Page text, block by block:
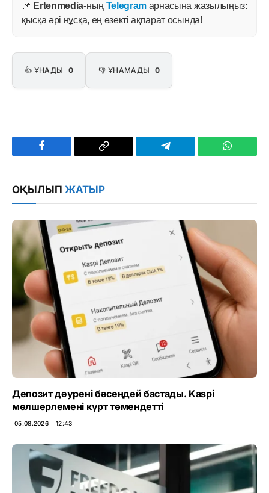
📌 Ertenmedia-ның Telegram арнасына жазылыңыз:
қысқа әрі нұсқа, ең өзекті ақпарат осында!
👍 ҰНАДЫ 0 👎 ҰНАМАДЫ 0
Facebook
Copy
Telegram
ОҚЫЛЫП ЖАТЫР
Депозит дәурені бәсеңдей бастады. Kaspi
мөлшерлемені күрт төмендетті
05.08.2026 ∣ 12:43